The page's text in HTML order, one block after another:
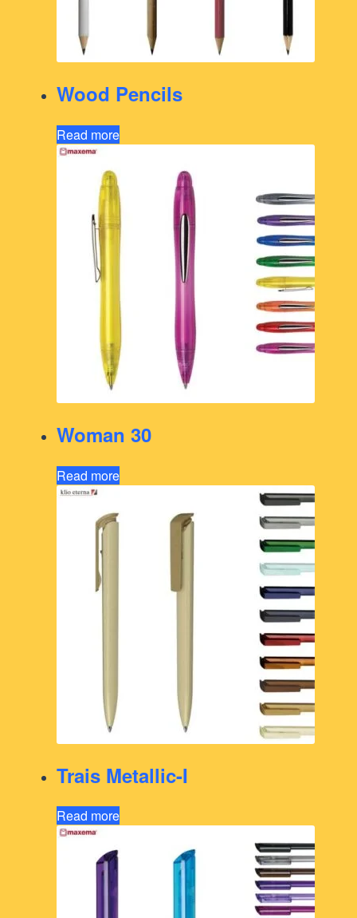
Wood Pencils
Read more
Woman 30
Read more
Trais Metallic-I
Read more